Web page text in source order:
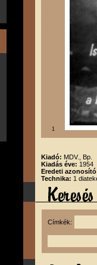
1
Kiadó: MDV., Bp.
Kiadás éve: 1954
Eredeti
Technika: 1
Címkék: